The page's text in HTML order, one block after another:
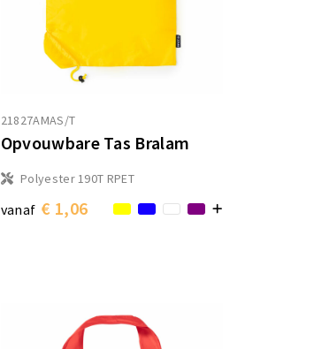
21827AMAS/T
Opvouwbare Tas Bralam
Polyester 190T RPET
vanaf € 1,06